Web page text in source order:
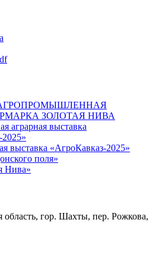
АГРОПРОМЫШЛЕННАЯ
ЗОЛОТАЯ НИВА
аграрная выставка
выставка «АгроКавказ-2025»
поля»
Нива»
область, гор. Шахты, пер. Рожкова,